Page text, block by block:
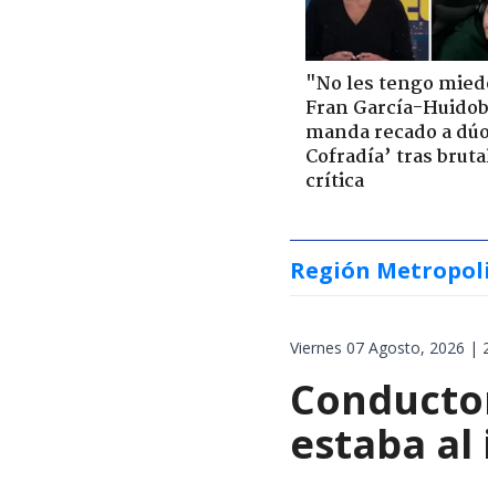
"No les tengo
Fran García-
manda recado a
Cofradía’ tras
crítica
Región
Viernes 07 Agosto, 2026 |
estaba